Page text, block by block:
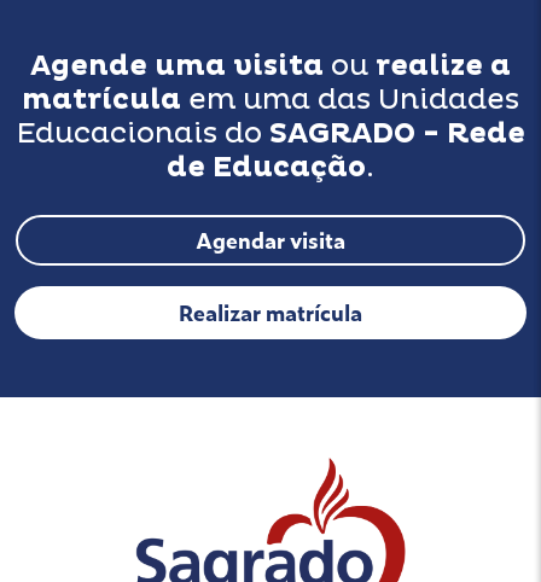
Agende uma visita ou realize a
matrícula em uma das Unidades
Educacionais do SAGRADO - Rede
de Educação.
Agendar visita
Realizar matrícula